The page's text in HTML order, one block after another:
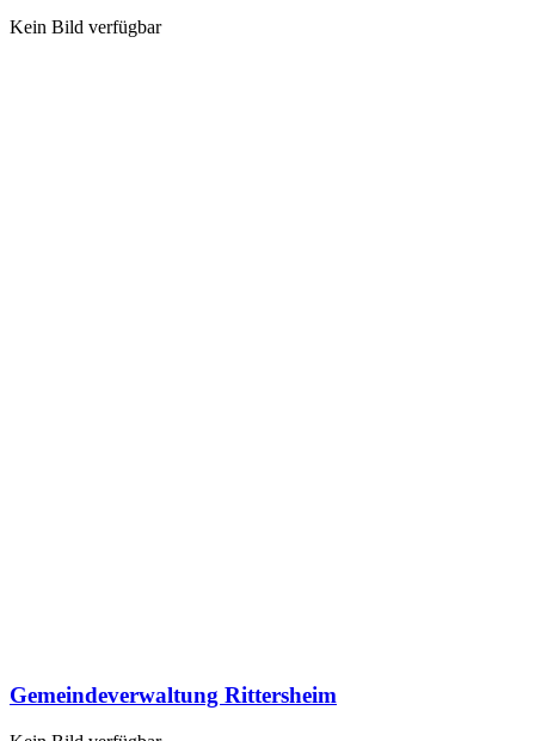
Kein Bild verfügbar
Gemeindeverwaltung Rittersheim